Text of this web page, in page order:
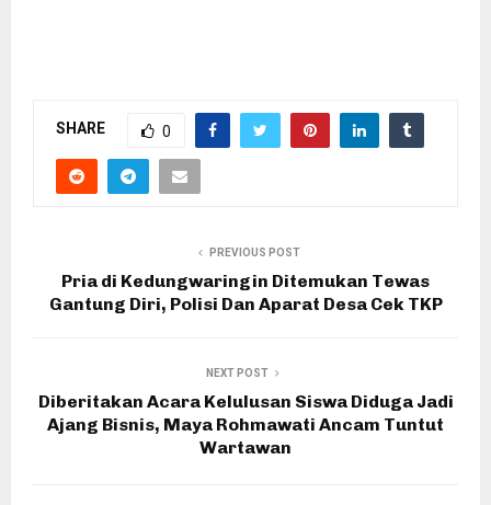
SHARE 0
PREVIOUS POST
Pria di Kedungwaringin Ditemukan Tewas
Gantung Diri, Polisi Dan Aparat Desa Cek TKP
NEXT POST
Diberitakan Acara Kelulusan Siswa Diduga Jadi
Ajang Bisnis, Maya Rohmawati Ancam Tuntut
Wartawan